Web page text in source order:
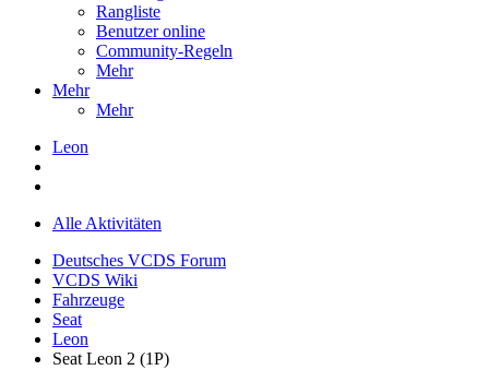
Rangliste
Benutzer online
Community-Regeln
Mehr
Mehr
Mehr
Leon
Alle Aktivitäten
Deutsches VCDS Forum
VCDS Wiki
Fahrzeuge
Seat
Leon
Seat Leon 2 (1P)